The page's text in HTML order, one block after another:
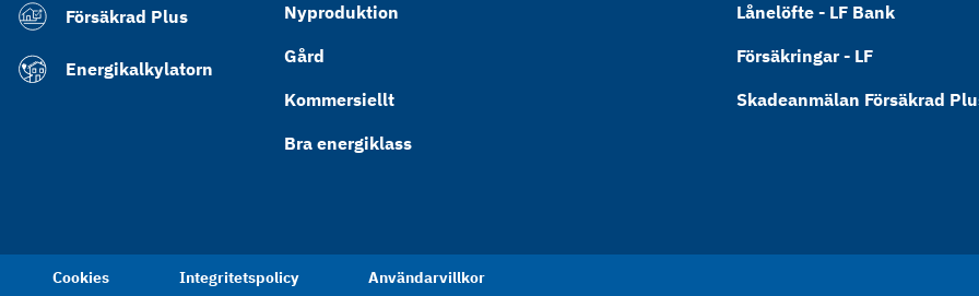
Försäkrad Plus
Energikalkylatorn
Nyproduktion
Gård
Kommersiellt
Bra energiklass
Lånelöfte - LF Bank
Försäkringar - LF
Skadeanmälan Försäkrad
Cookies Integritetspolicy Användarvillkor